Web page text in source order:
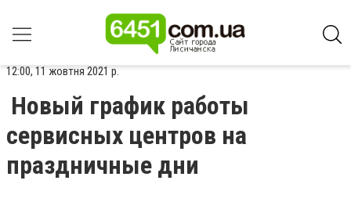
12:00, 11 жовтня 2021 р.
Новый график работы
сервисных центров на
праздничные дни